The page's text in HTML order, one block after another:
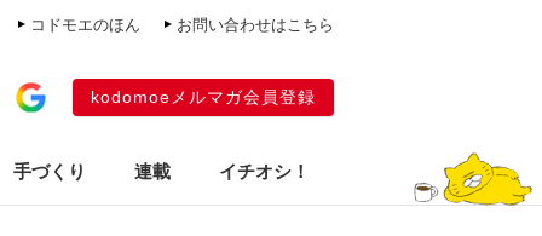
コドモエのほん お問い合わせはこちら
kodomoeメルマガ会員登録
手づくり 連載 イチオシ！